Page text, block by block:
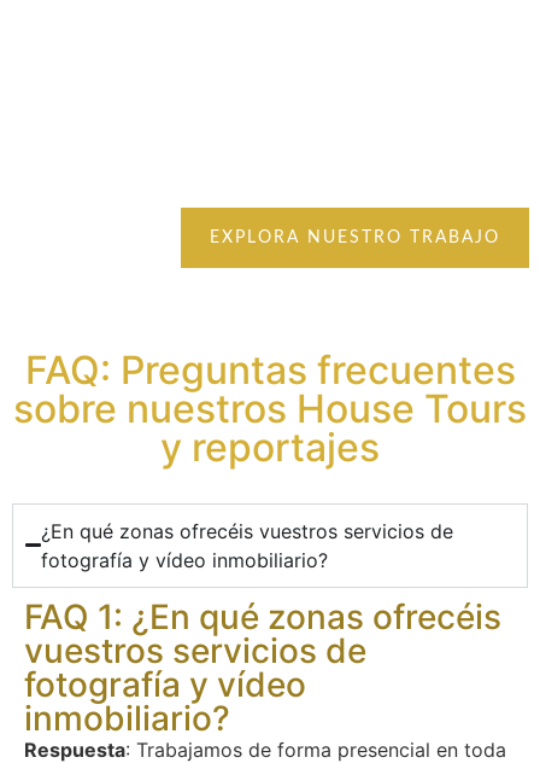
EXPLORA NUESTRO TRABAJO
FAQ: Preguntas frecuentes
sobre nuestros House Tours
y reportajes
¿En qué zonas ofrecéis vuestros servicios de
fotografía y vídeo inmobiliario?
FAQ 1: ¿En qué zonas ofrecéis
vuestros servicios de
fotografía y vídeo
inmobiliario?
Respuesta: Trabajamos de forma presencial en toda